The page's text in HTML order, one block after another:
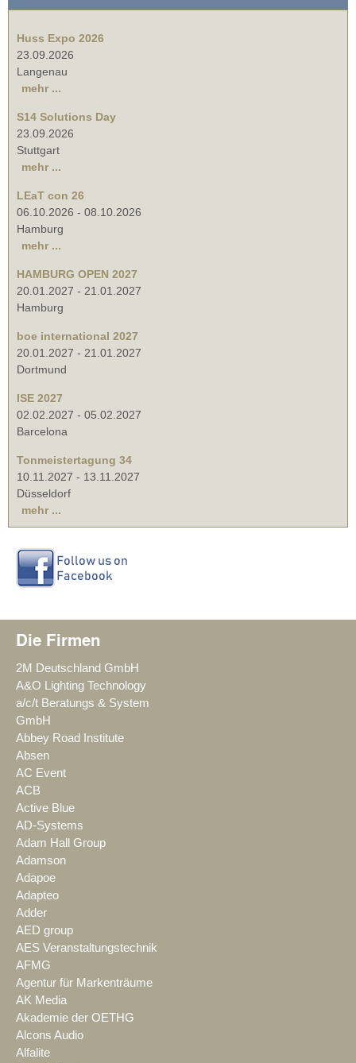
Huss Expo 2026
23.09.2026
Langenau
mehr ...
S14 Solutions Day
23.09.2026
Stuttgart
mehr ...
LEaT con 26
06.10.2026 - 08.10.2026
Hamburg
mehr ...
HAMBURG OPEN 2027
20.01.2027 - 21.01.2027
Hamburg
boe international 2027
20.01.2027 - 21.01.2027
Dortmund
ISE 2027
02.02.2027 - 05.02.2027
Barcelona
Tonmeistertagung 34
10.11.2027 - 13.11.2027
Düsseldorf
mehr ...
Die Firmen
2M Deutschland GmbH
A&O Lighting Technology
a/c/t Beratungs & System
GmbH
Abbey Road Institute
Absen
AC Event
ACB
Active Blue
AD-Systems
Adam Hall Group
Adamson
Adapoe
Adapteo
Adder
AED group
AES Veranstaltungstechnik
AFMG
Agentur für Markenträume
AK Media
Akademie der OETHG
Alcons Audio
Alfalite